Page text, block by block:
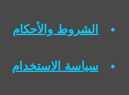
الشروط والأحكام
سياسة الاستخدام